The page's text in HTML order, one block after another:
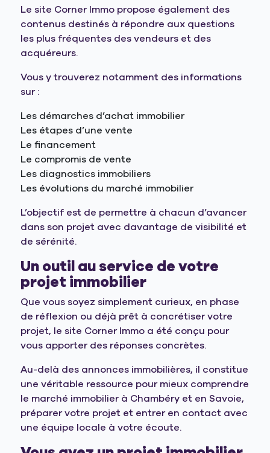
Le site Corner Immo propose également des
contenus destinés à répondre aux questions
les plus fréquentes des vendeurs et des
acquéreurs.
Vous y trouverez notamment des informations
sur :
Les démarches d’achat immobilier
Les étapes d’une vente
Le financement
Le compromis de vente
Les diagnostics immobiliers
Les évolutions du marché immobilier
L’objectif est de permettre à chacun d’avancer
dans son projet avec davantage de visibilité et
de sérénité.
Un outil au service de votre
projet immobilier
Que vous soyez simplement curieux, en phase
de réflexion ou déjà prêt à concrétiser votre
projet, le site Corner Immo a été conçu pour
vous apporter des réponses concrètes.
Au-delà des annonces immobilières, il constitue
une véritable ressource pour mieux comprendre
le marché immobilier à Chambéry et en Savoie,
préparer votre projet et entrer en contact avec
une équipe locale à votre écoute.